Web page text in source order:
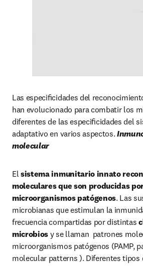
Las especiﬁcidades del
han evolucionado para combatir los
diferentes de las especiﬁcidades del
adaptativo en varios aspectos.
molecular
El sistema inmunitario innato
moleculares que son producidas
microorganismos patógenos. Las
microbianas que estimulan la
frecuencia compartidas por distintas
microbios y se llaman  patrones
microorganismos patógenos (PAMP,
molecular patterns ). Diferentes tipos